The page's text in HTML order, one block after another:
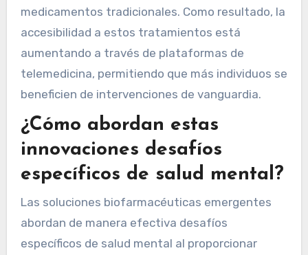
medicamentos tradicionales. Como resultado, la
accesibilidad a estos tratamientos está
aumentando a través de plataformas de
telemedicina, permitiendo que más individuos se
beneficien de intervenciones de vanguardia.
¿Cómo abordan estas
innovaciones desafíos
específicos de salud mental?
Las soluciones biofarmacéuticas emergentes
abordan de manera efectiva desafíos
específicos de salud mental al proporcionar